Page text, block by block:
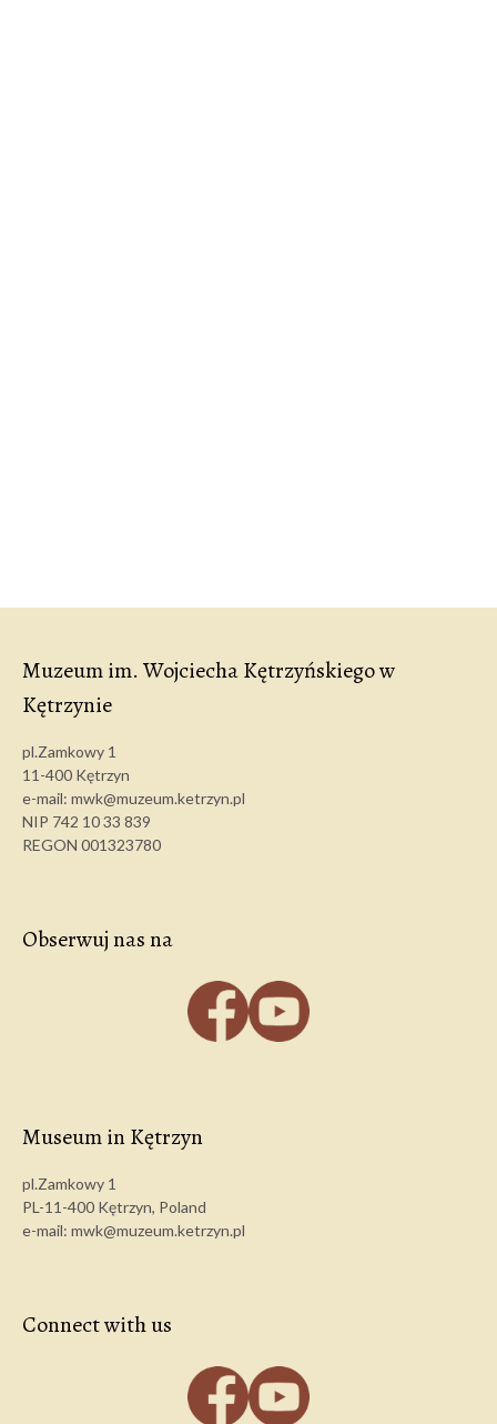
Muzeum im. Wojciecha Kętrzyńskiego w
Kętrzynie
pl.Zamkowy 1
11-400 Kętrzyn
e-mail: mwk@muzeum.ketrzyn.pl
NIP 742 10 33 839
REGON 001323780
Obserwuj nas na
Museum in Kętrzyn
pl.Zamkowy 1
PL-11-400 Kętrzyn, Poland
e-mail: mwk@muzeum.ketrzyn.pl
Connect with us